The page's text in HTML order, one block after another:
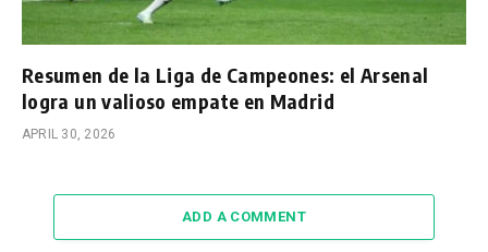
Resumen de la Liga de Campeones: el Arsenal
logra un valioso empate en Madrid
APRIL 30, 2026
ADD A COMMENT